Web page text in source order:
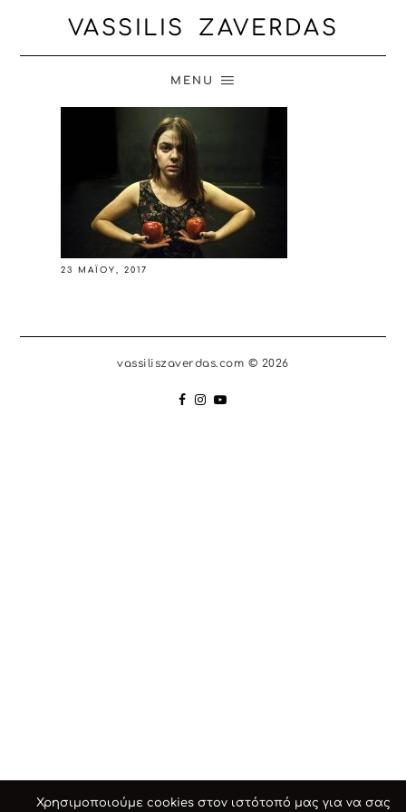
VASSILIS ZAVERDAS
MENU
23 ΜΑΪ́ΟΥ, 2017
vassiliszaverdas.com © 2026
Χρησιμοποιούμε cookies στον ιστότοπό μας για να σας